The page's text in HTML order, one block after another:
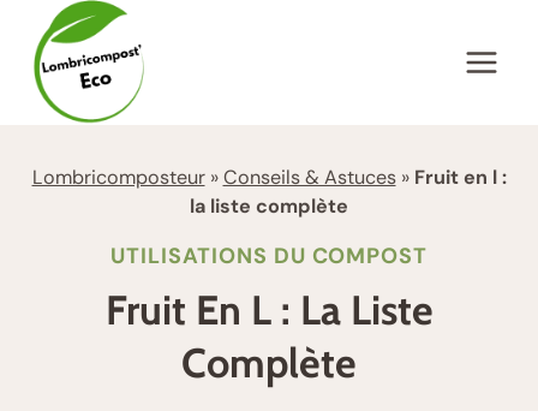
contenu
Lombricomposteur»Conseils & Astuces» Fruit en l :
la liste complète
UTILISATIONS DU COMPOST
Fruit En L : La Liste
Complète